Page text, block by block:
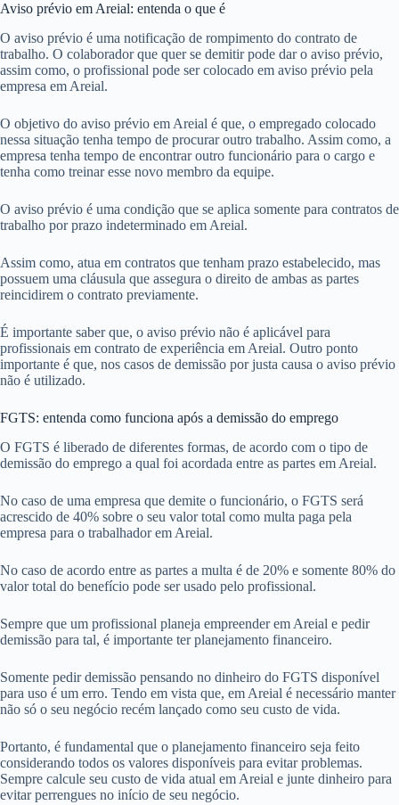
Aviso prévio em Areial: entenda o que é
O aviso prévio é uma notificação de rompimento do contrato de
trabalho. O colaborador que quer se demitir pode dar o aviso prévio,
assim como, o profissional pode ser colocado em aviso prévio pela
empresa em Areial.
O objetivo do aviso prévio em Areial é que, o empregado colocado
nessa situação tenha tempo de procurar outro trabalho. Assim como, a
empresa tenha tempo de encontrar outro funcionário para o cargo e
tenha como treinar esse novo membro da equipe.
O aviso prévio é uma condição que se aplica somente para contratos de
trabalho por prazo indeterminado em Areial.
Assim como, atua em contratos que tenham prazo estabelecido, mas
possuem uma cláusula que assegura o direito de ambas as partes
reincidirem o contrato previamente.
É importante saber que, o aviso prévio não é aplicável para
profissionais em contrato de experiência em Areial. Outro ponto
importante é que, nos casos de demissão por justa causa o aviso prévio
não é utilizado.
FGTS: entenda como funciona após a demissão do emprego
O FGTS é liberado de diferentes formas, de acordo com o tipo de
demissão do emprego a qual foi acordada entre as partes em Areial.
No caso de uma empresa que demite o funcionário, o FGTS será
acrescido de 40% sobre o seu valor total como multa paga pela
empresa para o trabalhador em Areial.
No caso de acordo entre as partes a multa é de 20% e somente 80% do
valor total do benefício pode ser usado pelo profissional.
Sempre que um profissional planeja empreender em Areial e pedir
demissão para tal, é importante ter planejamento financeiro.
Somente pedir demissão pensando no dinheiro do FGTS disponível
para uso é um erro. Tendo em vista que, em Areial é necessário manter
não só o seu negócio recém lançado como seu custo de vida.
Portanto, é fundamental que o planejamento financeiro seja feito
considerando todos os valores disponíveis para evitar problemas.
Sempre calcule seu custo de vida atual em Areial e junte dinheiro para
evitar perrengues no início de seu negócio.